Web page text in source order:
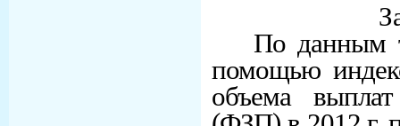
По данным
помощью
объема